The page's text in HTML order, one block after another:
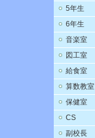
5年生
6年生
音楽室
図工室
給食室
算数教室
保健室
CS
副校長